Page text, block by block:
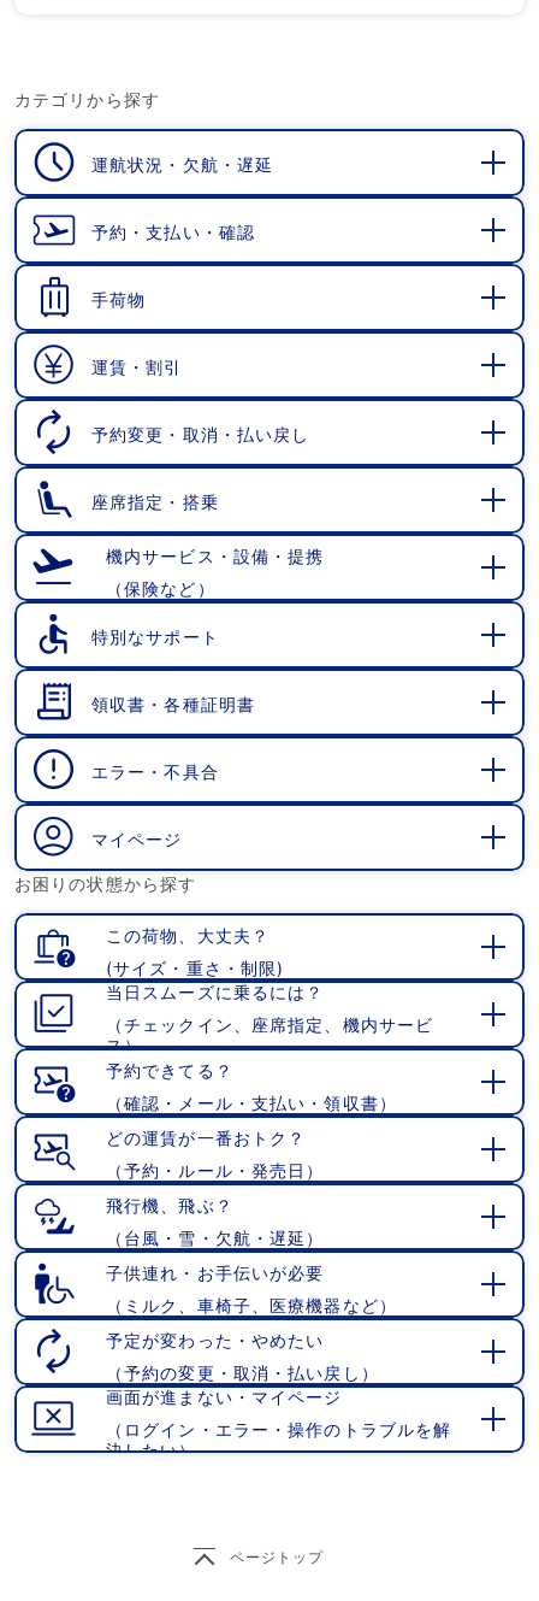
カテゴリから探す
運航状況・欠航・遅延
予約・支払い・確認
手荷物
運賃・割引
予約変更・取消・払い戻し
座席指定・搭乗
機内サービス・設備・提携
（保険など）
特別なサポート
領収書・各種証明書
エラー・不具合
マイページ
お困りの状態から探す
この荷物、大丈夫？
(サイズ・重さ・制限)
当日スムーズに乗るには？
（チェックイン、座席指定、機内サービ
ス）
予約できてる？
（確認・メール・支払い・領収書）
どの運賃が一番おトク？
（予約・ルール・発売日）
飛行機、飛ぶ？
（台風・雪・欠航・遅延）
子供連れ・お手伝いが必要
（ミルク、車椅子、医療機器など）
予定が変わった・やめたい
（予約の変更・取消・払い戻し）
画面が進まない・マイページ
（ログイン・エラー・操作のトラブルを解
決したい）
ページトップ